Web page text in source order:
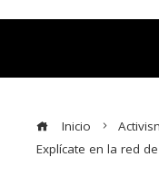
Inicio
Explícate en la red